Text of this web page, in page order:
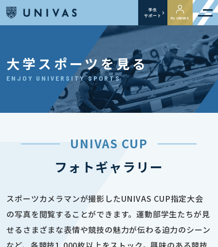
学生
サポート
My UNIVAS
大学スポーツを見る
ENJOY UNIVERSITY SPORTS
UNIVAS CUP
フォトギャラリー
スポーツカメラマンが撮影したUNIVAS CUP指定大会
の写真を閲覧することができます。運動部学生たちが見
せるさまざまな表情や競技の魅力が伝わる迫力のシーン